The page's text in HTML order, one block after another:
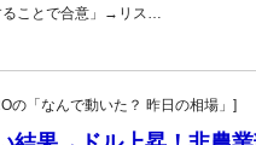
ることで合意」→リス…
「なんで動いた？ 昨日の相場」]